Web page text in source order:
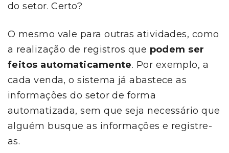
do setor. Certo?
O mesmo vale para outras atividades, como
a realização de registros que podem ser
feitos automaticamente. Por exemplo, a
cada venda, o sistema já abastece as
informações do setor de forma
automatizada, sem que seja necessário que
alguém busque as informações e registre-
as.